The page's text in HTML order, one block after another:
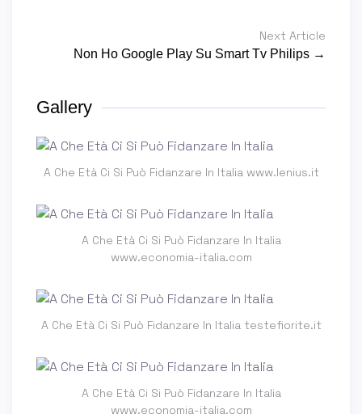
Next Article
Non Ho Google Play Su Smart Tv Philips →
Gallery
A Che Età Ci Si Può Fidanzare In Italia www.lenius.it
A Che Età Ci Si Può Fidanzare In Italia
www.economia-italia.com
A Che Età Ci Si Può Fidanzare In Italia testefiorite.it
A Che Età Ci Si Può Fidanzare In Italia
www.economia-italia.com